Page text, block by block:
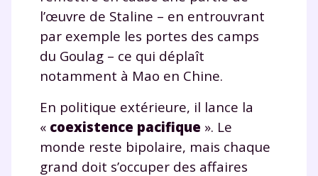
l’œuvre de Staline – en entrouvrant
par exemple les portes des camps
du Goulag – ce qui déplaît
notamment à Mao en Chine.
En politique extérieure, il lance la
« coexistence pacifique ». Le
monde reste bipolaire, mais chaque
grand doit s’occuper des affaires